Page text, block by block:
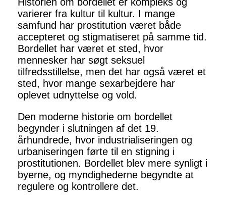
varierer fra kultur til kultur. I mange
samfund har prostitution været både
accepteret og stigmatiseret på samme tid.
Bordellet har været et sted, hvor
mennesker har søgt seksuel
tilfredsstillelse, men det har også været et
sted, hvor mange sexarbejdere har
oplevet udnyttelse og vold.
Den moderne historie om bordellet
begynder i slutningen af det 19.
århundrede, hvor industrialiseringen og
urbaniseringen førte til en stigning i
prostitutionen. Bordellet blev mere synligt i
byerne, og myndighederne begyndte at
regulere og kontrollere det.